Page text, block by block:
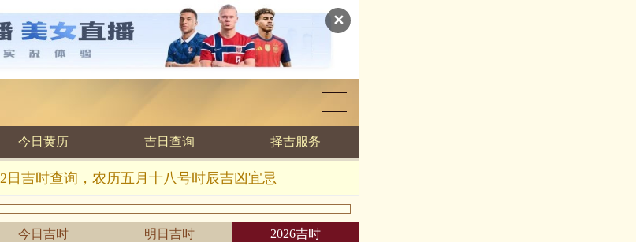
✕
今日黄历 吉日查询 择吉服务
日吉时查询，农历五月十八号时辰吉凶宜忌
今日吉时 明日吉时 2026吉时